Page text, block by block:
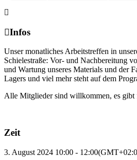
Infos
Unser monatliches Arbeitstreffen in
Schielestraße: Vor- und Nachbereitung
und Wartung unseres Materials und der
Lagers und viel mehr steht auf dem
Alle Mitglieder sind willkommen, es gibt
Zeit
3. August 2024 10:00 - 12:00